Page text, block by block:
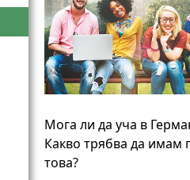
Мога ли да уча в
Какво трябва да имам
това?